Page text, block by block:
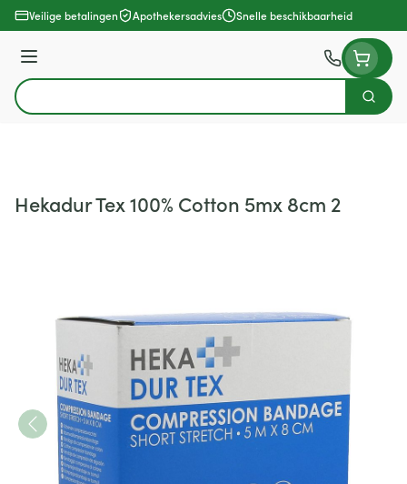
Ga naar de inhoud
Veilige betalingen Apothekersadvies Snelle beschikbaarheid
Menu
Product, merk, categorie...
Zoek
Hekadur Tex 100% Cotton 5mx 8cm 2